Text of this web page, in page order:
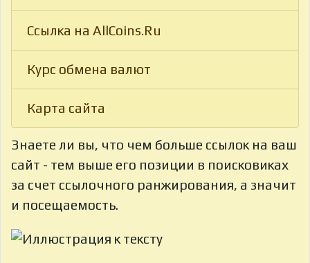
Ссылка на AllCoins.Ru
Курс обмена валют
Карта сайта
Знаете ли вы, что чем больше ссылок на ваш
сайт - тем выше его позиции в поисковиках
за счет ссылочного ранжирования, а значит
и посещаемость.